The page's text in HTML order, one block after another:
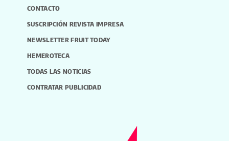
CONTACTO
SUSCRIPCIÓN REVISTA IMPRESA
NEWSLETTER FRUIT TODAY
HEMEROTECA
TODAS LAS NOTICIAS
CONTRATAR PUBLICIDAD